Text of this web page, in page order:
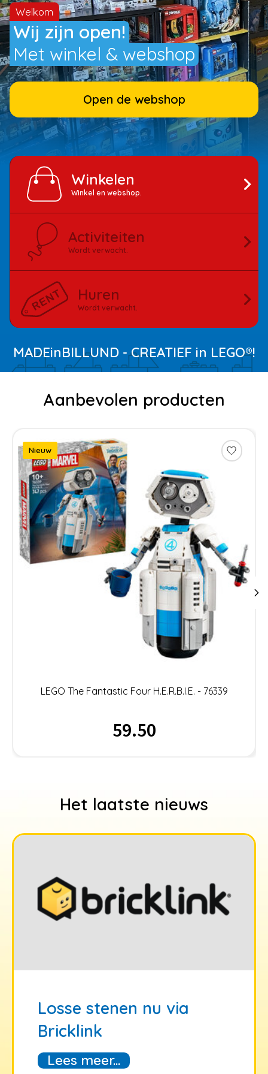
Welkom
Wij zijn open!
Met winkel & webshop
Open de webshop
Winkelen
Winkel en webshop.
Activiteiten
Wordt verwacht.
Huren
Wordt verwacht.
MADEinBILLUND - CREATIEF in LEGO®!
Aanbevolen producten
Items van productcarrousel
Nieuw
LEGO The Fantastic Four H.E.R.B.I.E. - 76339
59.50
Het laatste nieuws
Losse stenen nu via
Bricklink
Lees meer...